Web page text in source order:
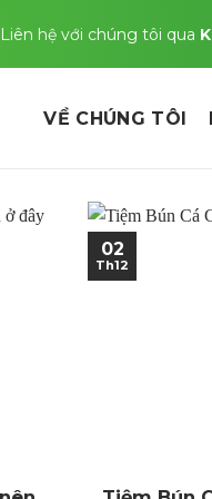
Liên hệ với chúng tôi qua
VỀ CHÚNG TÔI
02
Th12